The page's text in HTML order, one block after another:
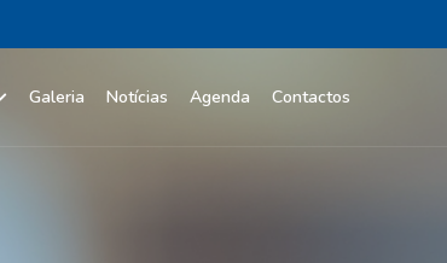
Galeria Notícias Agenda Contactos